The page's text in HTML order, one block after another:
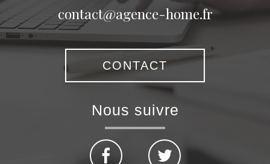
contact@agence-home.fr
CONTACT
nous suivre